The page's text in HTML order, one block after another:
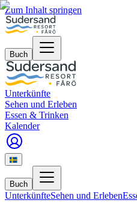
Zum Inhalt springen
Buch
Unterkünfte
Sehen und Erleben
Essen & Trinken
Kalender
Buch
UnterkünfteSehen und Erleben